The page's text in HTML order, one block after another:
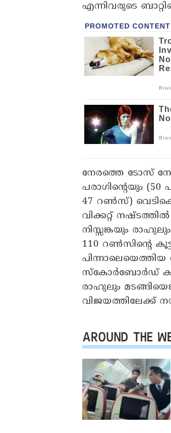
എന്നിവരുടെ
നേരത്തെ ടോസ്
പരാഗിന്റെയും
47 റൺസ്)
വിക്കറ്റ്
നിസ്സങ്കയും
110 റൺസിന്റെ
സ്‌കോർബോർഡ്
രാഹുലും
വിജയത്തിലേക്ക്
AROUND THE